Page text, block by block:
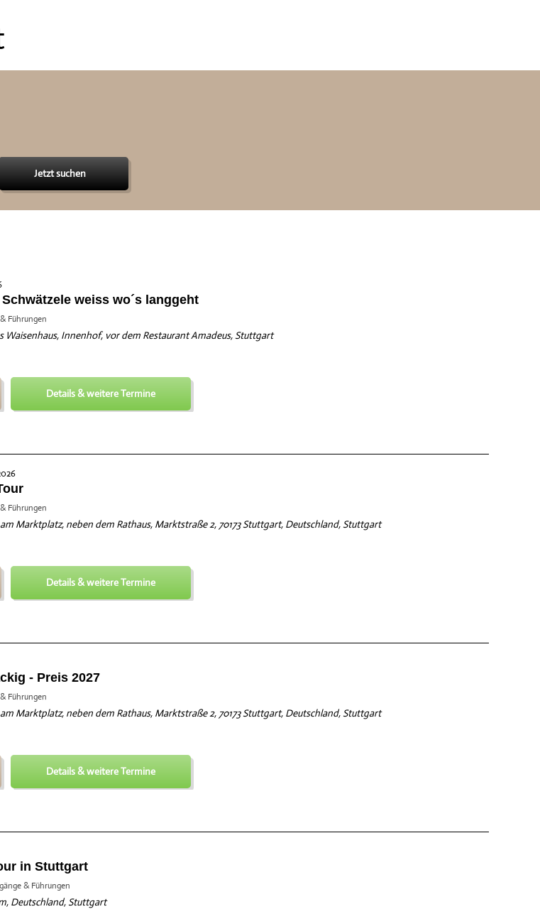
Jetzt suchen
weiss wo´s langgeht
Führungen
Innenhof, vor dem Restaurant Amadeus, Stuttgart
Details & weitere Termine
Führungen
Marktplatz, neben dem Rathaus, Marktstraße 2, 70173 Stuttgart, Deutschland, Stuttgart
Details & weitere Termine
- Preis 2027
Führungen
Marktplatz, neben dem Rathaus, Marktstraße 2, 70173 Stuttgart, Deutschland, Stuttgart
Details & weitere Termine
in Stuttgart
& Führungen
Deutschland, Stuttgart